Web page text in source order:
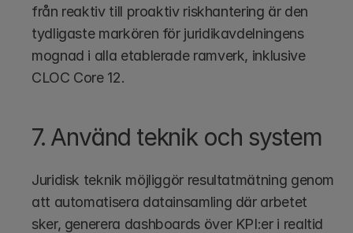
från reaktiv till proaktiv riskhantering är den
tydligaste markören för juridikavdelningens
mognad i alla etablerade ramverk, inklusive
CLOC Core 12.
7. Använd teknik och system
Juridisk teknik möjliggör resultatmätning genom
att automatisera datainsamling där arbetet
sker, generera dashboards över KPI:er i realtid